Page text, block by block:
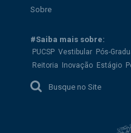
Sobre
#Saiba mais sobre:
PUCSP Vestibular Pós-
Reitoria Inovação Estágio
Busque no Site